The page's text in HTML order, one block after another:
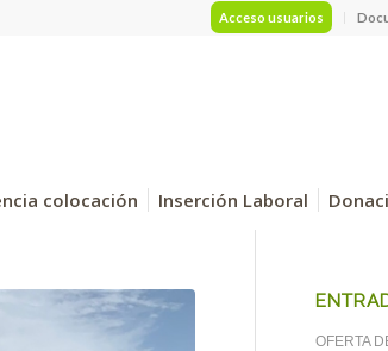
Acceso usuarios
colocación Inserción Laboral
OFERTA